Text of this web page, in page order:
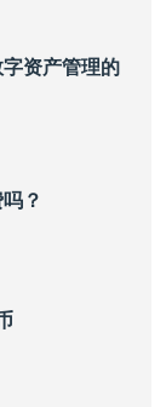
资产管理的
？